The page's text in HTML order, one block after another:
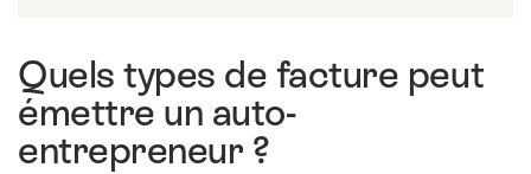
Quels types de facture peut
émettre un auto-
entrepreneur ?